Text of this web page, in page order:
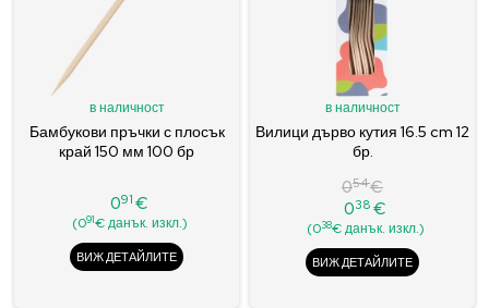
в наличност
Бамбукови пръчки с плосък
край 150 мм 100 бр
Цена
091 €
(091€ данък. изкл.)
ВИЖ ДЕТАЙЛИТЕ
в наличност
Вилици дърво кутия 16.5 cm 12
бр.
Редовна
цена
054€
Цена
038 €
(038€ данък. изкл.)
ВИЖ ДЕТАЙЛИТЕ